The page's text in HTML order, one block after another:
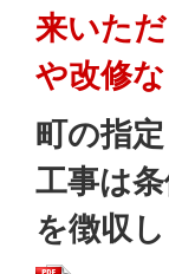
来いた
や改修
町の指
工事は
を徴収